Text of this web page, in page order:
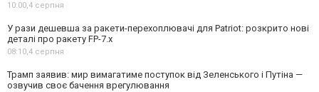
10:00,4 серпня
У рази дешевша за ракети-перехоплювачі для Patriot: розкрито нові
деталі про ракету FP-7.x
08:10,4 серпня
Трамп заявив: мир вимагатиме поступок від Зеленського і Путіна —
озвучив своє бачення врегулювання